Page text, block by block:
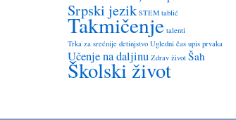
Srpski jezik STEM tablić
Takmičenje talenti
Trka za srećnije detinjstvo Ugledni čas upis prvaka
Učenje na daljinu Zdrav život Šah
Školski život